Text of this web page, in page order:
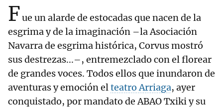
Fue un alarde de estocadas que nacen de la
esgrima y de la imaginación –la Asociación
Navarra de esgrima histórica, Corvus mostró
sus destrezas...–, entremezclado con el florear
de grandes voces. Todos ellos que inundaron de
aventuras y emoción elteatro Arriaga, ayer
conquistado, por mandato de ABAO Txiki y su